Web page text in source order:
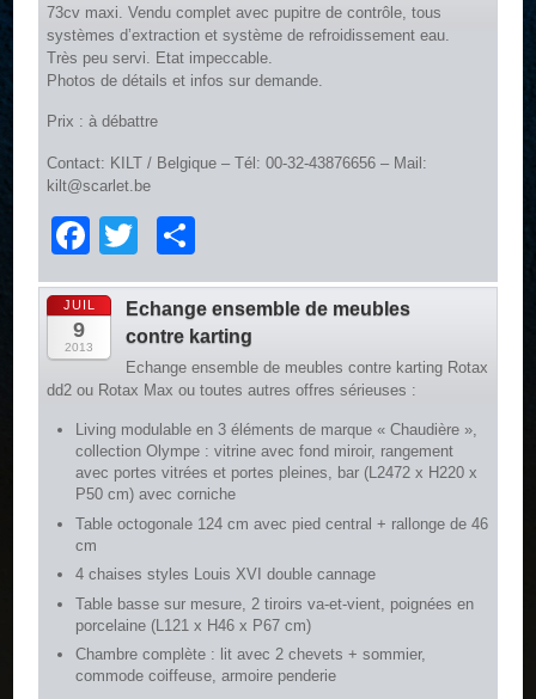
73cv maxi. Vendu complet avec pupitre de contrôle, tous
systèmes d’extraction et système de refroidissement eau.
Très peu servi. Etat impeccable.
Photos de détails et infos sur demande.
Prix : à débattre
Contact: KILT / Belgique – Tél: 00-32-43876656 – Mail:
kilt@scarlet.be
Facebook
Twitter
JUIL
9
2013
Echange ensemble de meubles
contre karting
Echange ensemble de meubles contre karting Rotax
dd2 ou Rotax Max ou toutes autres offres sérieuses :
Living modulable en 3 éléments de marque « Chaudière »,
collection Olympe : vitrine avec fond miroir, rangement
avec portes vitrées et portes pleines, bar (L2472 x H220 x
P50 cm) avec corniche
Table octogonale 124 cm avec pied central + rallonge de 46
cm
4 chaises styles Louis XVI double cannage
Table basse sur mesure, 2 tiroirs va-et-vient, poignées en
porcelaine (L121 x H46 x P67 cm)
Chambre complète : lit avec 2 chevets + sommier,
commode coiffeuse, armoire penderie